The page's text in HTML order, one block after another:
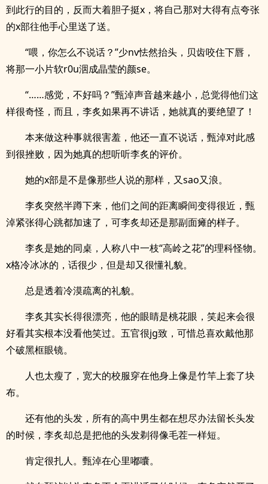
到此行的目的，反而大着胆子挺x，将自己那对大得有点夸张
的x部往他手心里送了送。
“喂，你怎么不说话？”少nv怯然抬头，贝齿咬住下唇，
将那一小片软r0u洇成晶莹的颜se。
“……感觉，不好吗？”甄淖声音越来越小，总觉得他们这
样很奇怪，而且，李炙如果再不讲话，她就真的要绝望了！
本来做这种事就很害羞，他还一直不说话，甄淖对此感
到很挫败，因为她真的想听听李炙的评价。
她的x部是不是像那些人说的那样，又sao又浪。
李炙突然半蹲下来，他们之间的距离瞬间变得很近，甄
淖紧张得心跳都加速了，可李炙却还是那副面瘫的样子。
李炙是她的同桌，人称八中一枝“高岭之花”的理科怪物。
x格冷冰冰的，话很少，但是却又很懂礼貌。
总是透着冷漠疏离的礼貌。
李炙其实长得很漂亮，他的眼睛是桃花眼，笑起来会很
好看其实根本没看他笑过。五官很jg致，可惜总喜欢戴他那
个破黑框眼镜。
人也太瘦了，宽大的校服穿在他身上像是竹竿上套了块
布。
还有他的头发，所有的高中男生都在想尽办法留长头发
的时候，李炙却总是把他的头发剃得像毛茬一样短。
肯定很扎人。甄淖在心里嘟囔。